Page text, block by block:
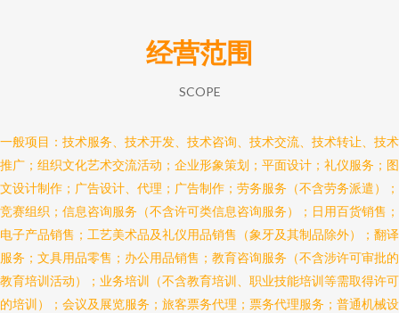
经营范围
SCOPE
一般项目：技术服务、技术开发、技术咨询、技术交流、技术转让、技术
推广；组织文化艺术交流活动；企业形象策划；平面设计；礼仪服务；图
文设计制作；广告设计、代理；广告制作；劳务服务（不含劳务派遣）；
竞赛组织；信息咨询服务（不含许可类信息咨询服务）；日用百货销售；
电子产品销售；工艺美术品及礼仪用品销售（象牙及其制品除外）；翻译
服务；文具用品零售；办公用品销售；教育咨询服务（不含涉许可审批的
教育培训活动）；业务培训（不含教育培训、职业技能培训等需取得许可
的培训）；会议及展览服务；旅客票务代理；票务代理服务；普通机械设